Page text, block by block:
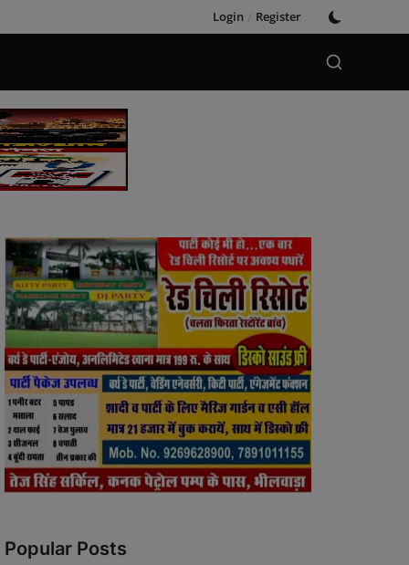
Login / Register
Popular Posts